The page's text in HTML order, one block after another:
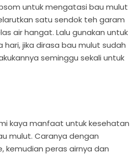
untuk mengatasi bau mulut
satu sendok teh garam
air hangat. Lalu gunakan untuk
hari, jika dirasa bau mulut sudah
seminggu sekali untuk
kaya manfaat untuk kesehatan
mulut. Caranya dengan
kemudian peras airnya dan